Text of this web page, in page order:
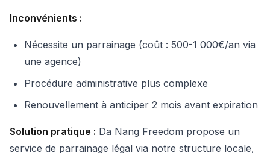
Inconvénients :
Nécessite un parrainage (coût : 500-1 000€/an via
une agence)
Procédure administrative plus complexe
Renouvellement à anticiper 2 mois avant expiration
Solution pratique : Da Nang Freedom propose un
service de parrainage légal via notre structure locale,